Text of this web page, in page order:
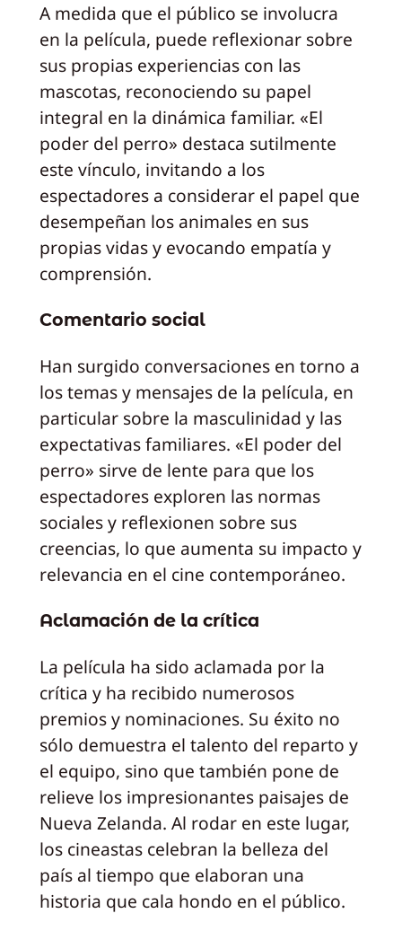
A medida que el público se involucra
en la película, puede reflexionar sobre
sus propias experiencias con las
mascotas, reconociendo su papel
integral en la dinámica familiar. «El
poder del perro» destaca sutilmente
este vínculo, invitando a los
espectadores a considerar el papel que
desempeñan los animales en sus
propias vidas y evocando empatía y
comprensión.
Comentario social
Han surgido conversaciones en torno a
los temas y mensajes de la película, en
particular sobre la masculinidad y las
expectativas familiares. «El poder del
perro» sirve de lente para que los
espectadores exploren las normas
sociales y reflexionen sobre sus
creencias, lo que aumenta su impacto y
relevancia en el cine contemporáneo.
Aclamación de la crítica
La película ha sido aclamada por la
crítica y ha recibido numerosos
premios y nominaciones. Su éxito no
sólo demuestra el talento del reparto y
el equipo, sino que también pone de
relieve los impresionantes paisajes de
Nueva Zelanda. Al rodar en este lugar,
los cineastas celebran la belleza del
país al tiempo que elaboran una
historia que cala hondo en el público.